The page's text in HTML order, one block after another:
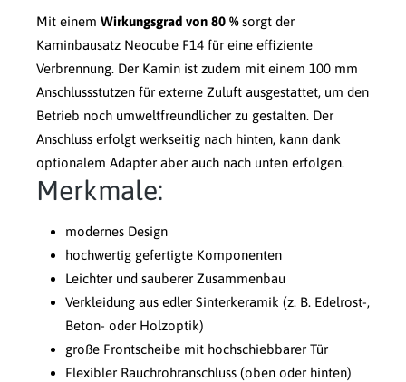
Mit einem Wirkungsgrad von 80 %sorgt der
Kaminbausatz Neocube F14 für eine effiziente
Verbrennung. Der Kamin ist zudem mit einem 100 mm
Anschlussstutzen für externe Zuluft ausgestattet, um den
Betrieb noch umweltfreundlicher zu gestalten. Der
Anschluss erfolgt werkseitig nach hinten, kann dank
optionalem Adapter aber auch nach unten erfolgen.
Merkmale:
modernes Design
hochwertig gefertigte Komponenten
Leichter und sauberer Zusammenbau
Verkleidung aus edler Sinterkeramik (z. B. Edelrost-,
Beton- oder Holzoptik)
große Frontscheibe mit hochschiebbarer Tür
Flexibler Rauchrohranschluss (oben oder hinten)